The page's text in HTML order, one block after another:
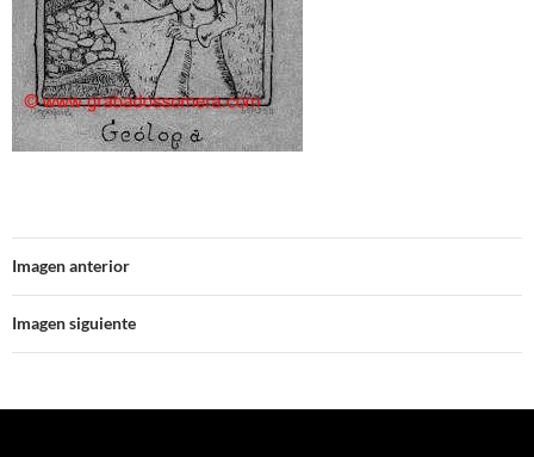
Imagen anterior
Imagen siguiente